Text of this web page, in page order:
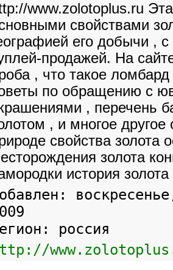
www.zolotoplus.ru
свойствами
его добычи ,
продажей. На
, что такое
по обращению с
, перечень
, и многое другое
свойства золота
золота
история золота
россия